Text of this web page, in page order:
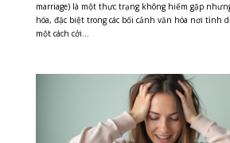
marriage) là một thực trạng không hiếm gặp
hóa, đặc biệt trong các bối cảnh văn hóa nơi tình
một cách cởi...